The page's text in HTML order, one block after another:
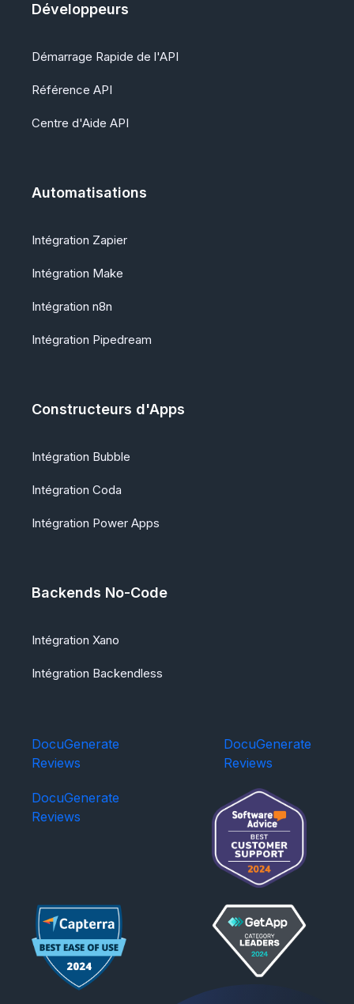
Développeurs
Démarrage Rapide de l'API
Référence API
Centre d'Aide API
Automatisations
Intégration Zapier
Intégration Make
Intégration n8n
Intégration Pipedream
Constructeurs d'Apps
Intégration Bubble
Intégration Coda
Intégration Power Apps
Backends No-Code
Intégration Xano
Intégration Backendless
DocuGenerate
Reviews
DocuGenerate
Reviews
DocuGenerate
Reviews